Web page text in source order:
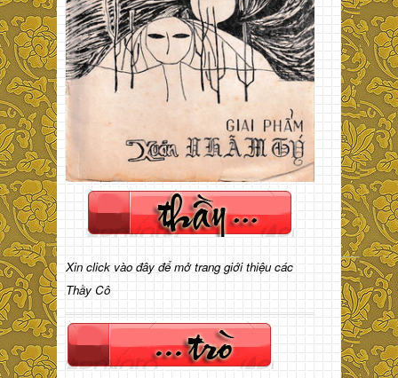
Xin click vào đây để mở trang giới thiệu các
Thầy Cô